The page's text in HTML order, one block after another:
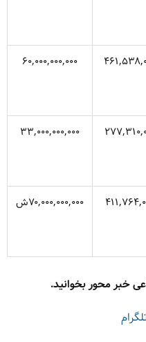
۶۰,۰۰۰,۰۰۰,۰۰۰
۳۳,۰۰۰,۰۰۰,۰۰۰
۷۰,۰۰۰,۰۰۰,۰۰۰ش
خبر محور بخوانید.